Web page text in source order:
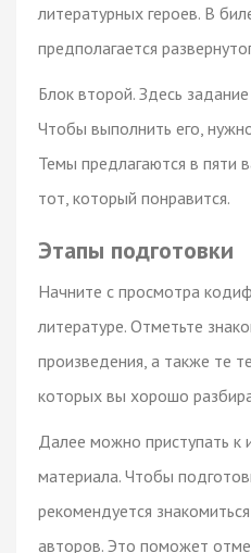
литературных героев. В
предполагается
Блок второй. Здесь
Чтобы выполнить его,
Темы предлагаются в пяти
тот, который понравится.
Этапы подготовки
Начните с просмотра
литературе. Отметьте
произведения, а также те
которых вы хорошо
Далее можно приступать к
материала. Чтобы
рекомендуется
авторов. Это поможет